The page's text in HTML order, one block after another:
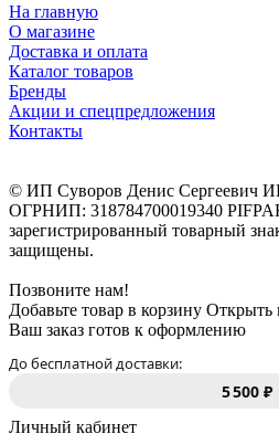
На главную
О магазине
Доставка и оплата
Каталог товаров
Бренды
Акции и спецпредложения
Контакты
© ИП Суворов Денис Сергеевич
ОГРНИП: 318784700019340
зарегистрированный товарный
защищены.
Позвоните нам!
Добавьте товар в корзину Открыть
Ваш заказ готов к оформлению
До бесплатной доставки:
5 500 ₽
Личный кабинет